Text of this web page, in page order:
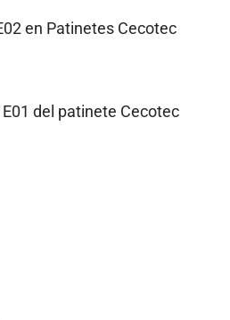
en Patinetes Cecotec
del patinete Cecotec